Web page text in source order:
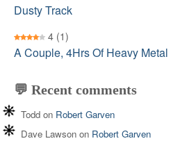
Dusty Track
4 (1)
A Couple, 4Hrs Of Heavy Metal
💬 Recent comments
Todd on Robert Garven
Dave Lawson on Robert Garven